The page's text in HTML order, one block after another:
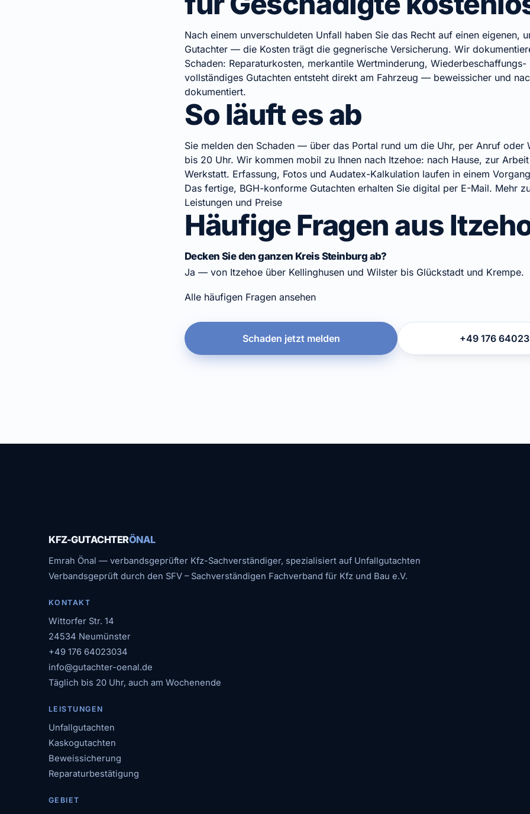
Nach einem unverschuldeten Unfall haben Sie das Recht auf einen eigenen,
Gutachter — die Kosten trägt die gegnerische Versicherung. Wir
Schaden: Reparaturkosten, merkantile Wertminderung, Wiederbeschaffungs-
vollständiges Gutachten entsteht direkt am Fahrzeug — beweissicher und
dokumentiert.
So läuft es ab
Sie melden den Schaden — über das Portal rund um die Uhr, per Anruf oder
bis 20 Uhr. Wir kommen mobil zu Ihnen nach Itzehoe: nach Hause, zur
Werkstatt. Erfassung, Fotos und Audatex-Kalkulation laufen in einem
Das fertige, BGH-konforme Gutachten erhalten Sie digital per E-Mail. Mehr
Leistungen und Preise
Häufige Fragen aus
Decken Sie den ganzen Kreis Steinburg ab?
Ja — von Itzehoe über Kellinghusen und Wilster bis Glückstadt und Krempe.
Alle häufigen Fragen ansehen
Schaden jetzt melden +49 176
KFZ-GUTACHTERÖNAL
Emrah Önal — verbandsgeprüfter Kfz-Sachverständiger, spezialisiert auf Unfallgutachten
Verbandsgeprüft durch den SFV – Sachverständigen Fachverband für Kfz und Bau e.V.
KONTAKT
Wittorfer Str. 14
24534 Neumünster
+49 176 64023034
info@gutachter-oenal.de
Täglich bis 20 Uhr, auch am Wochenende
LEISTUNGEN
Unfallgutachten
Kaskogutachten
Beweissicherung
Reparaturbestätigung
GEBIET